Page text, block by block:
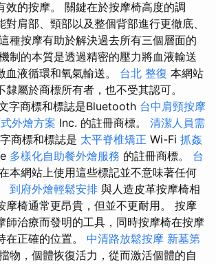
效的按摩。 關鍵在於按摩椅高度的調
肩部、頸部以及整個背部進行更徹底、
種按摩有助於解決過去所有三個層面的
制的本質是透過精密的壓力將血液輸送
血液循環和氧氣輸送。 台北 整復 本網站
屬於商標所有者，也不受其認可。
字商標和標誌是Bluetooth 台中肩頸按摩
外燴方案 Inc. 的註冊商標。 清潔人員需
商標和標誌是 太平脊椎矯正 Wi-Fi 抓姦
多樣化自助餐外燴服務 的註冊商標。 台
本網站上使用這些標記並不意味著任何
到府外燴輕鬆安排 與人造皮革按摩椅相
摩椅通常更昂貴，但並不更耐用。 按摩
師治療而發明的工具，同時按摩椅在按摩
在正確的位置。 中清路放鬆按摩 新墓第
物，個體恢復活力，從而激活個體的自